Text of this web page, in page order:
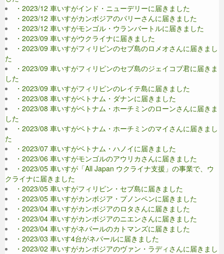
・2023/12 車いすがインド・ニューデリーに届きました
・2023/12 車いすがカンボジアのパリーさんに届きました
・2023/12 車いすがモンゴル・ウランバートルに届きました
・2023/09 車いすがウクライナに届きました
・2023/09 車いすがフィリピンのセブ島のロメオさんに届きまし
た
・2023/09 車いすがフィリピンのセブ島のジェイコブ君に届きま
した
・2023/09 車いすがフィリピンのレイテ島に届きました
・2023/08 車いすがベトナム・ダナンに届きました
・2023/08 車いすがベトナム・ホーチミンのローンさんに届きま
した
・2023/08 車いすがベトナム・ホーチミンのマイさんに届きまし
た
・2023/07 車いすがベトナム・ハノイに届きました
・2023/06 車いすがモンゴルのアウリカさんに届きました
・2023/05 車いすが「All Japan ウクライナ支援」の事業で、ウ
クライナに届きました
・2023/05 車いすがフィリピン・セブ島に届きました
・2023/05 車いすがカンボジア・プノンペンに届きました
・2023/04 車いすがカンボジアのロタさんに届きました
・2023/04 車いすがカンボジアのニエンさんに届きました
・2023/04 車いすがネパールのカトマンズに届きました
・2023/03 車いす4台がネパールに届きました
・2023/02 車いすがカンボジアのヴァン・ラディさんに届きまし